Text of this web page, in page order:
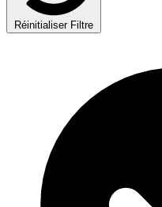
Réinitialiser Filtre